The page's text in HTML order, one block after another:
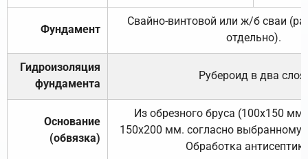
Фундамент
Свайно-винтовой или ж/б сваи
отдельно).
Гидроизоляция
фундамента
Рубероид в два слоя.
Основание
(обвязка)
Из обрезного бруса (100х150
150х200 мм. согласно выбранному
Обработка